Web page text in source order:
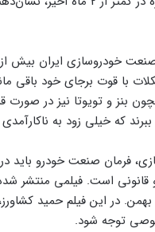
خودروسازی ایران بیش
با قوت برجای خود باقی
بنز و تویوتا نیز در صورت
که خیلی زود به
فرمان صنعت خودرو باید
است. فیلمی منتشر شده
بهمن. در این فیلم حمید
توجه شود.